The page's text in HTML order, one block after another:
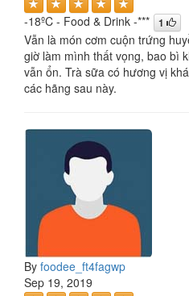
-18ºC - Food & Drink -*** 1
Vẫn là món cơm cuộn trứng
giờ làm mình thất vọng, bao bì
vẫn ổn. Trà sữa có hương vị
các hãng sau này.
By foodee_ft4fagwp
Sep 19, 2019